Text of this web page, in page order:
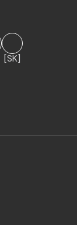
[SK]